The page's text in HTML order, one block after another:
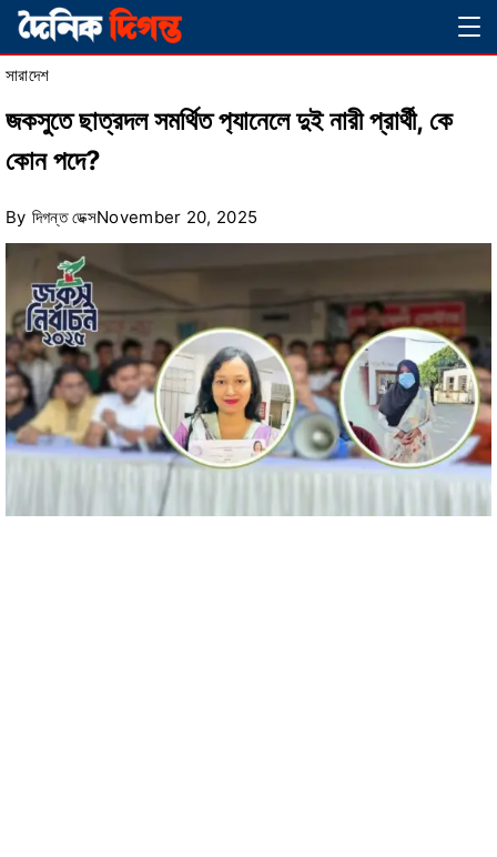
Skip
to
content
সারাদেশ
জকসুতে ছাত্রদল সমর্থিত প‍্যানেলে দুই নারী প্রার্থী, কে
কোন পদে?
By দিগন্ত ডেক্সNovember 20, 2025